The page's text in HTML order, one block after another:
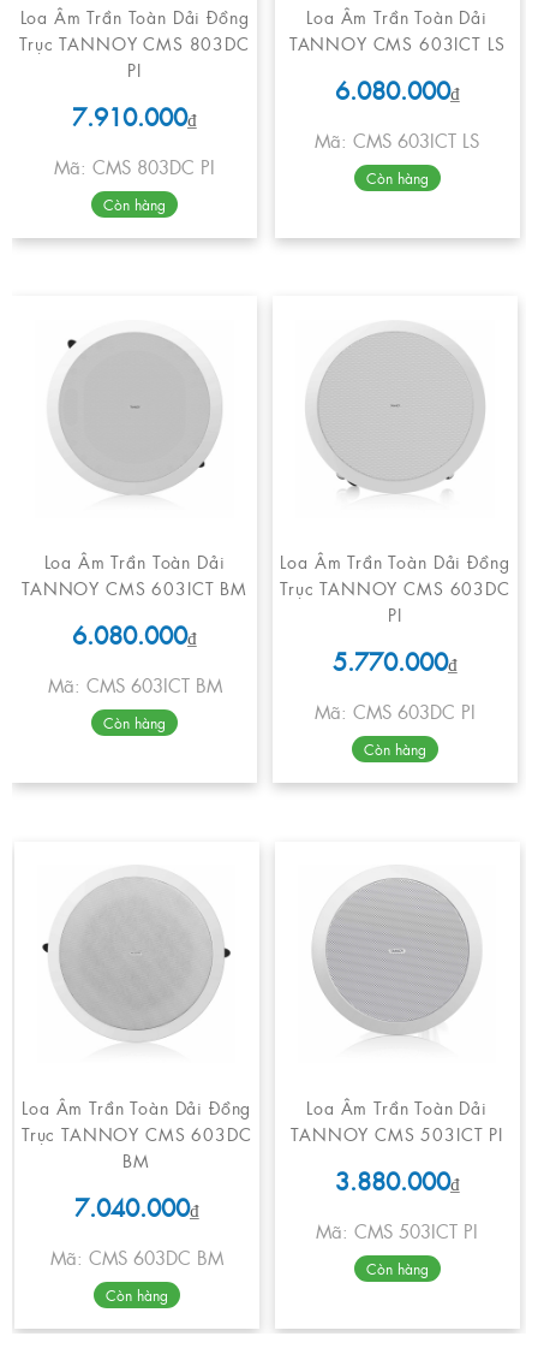
Loa Âm Trần Toàn Dải Đồng
Trục TANNOY CMS 803DC
PI
7.910.000₫
Mã: CMS 803DC PI
Còn hàng
Loa Âm Trần Toàn Dải
TANNOY CMS 603ICT LS
6.080.000₫
Mã: CMS 603ICT LS
Còn hàng
Loa Âm Trần Toàn Dải
TANNOY CMS 603ICT BM
6.080.000₫
Mã: CMS 603ICT BM
Còn hàng
Loa Âm Trần Toàn Dải Đồng
Trục TANNOY CMS 603DC
PI
5.770.000₫
Mã: CMS 603DC PI
Còn hàng
Loa Âm Trần Toàn Dải Đồng
Trục TANNOY CMS 603DC
BM
7.040.000₫
Mã: CMS 603DC BM
Còn hàng
Loa Âm Trần Toàn Dải
TANNOY CMS 503ICT PI
3.880.000₫
Mã: CMS 503ICT PI
Còn hàng